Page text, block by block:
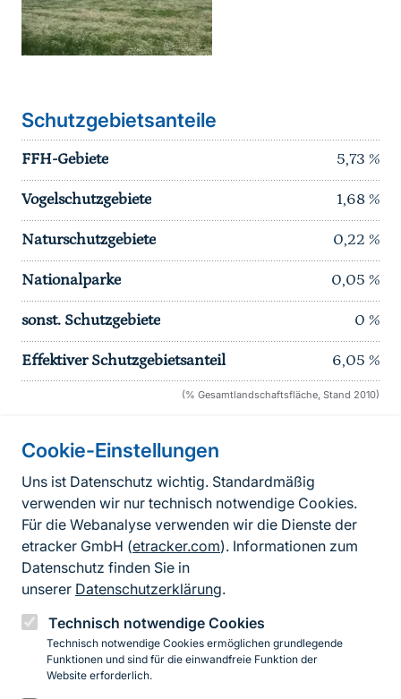
Cookie-Einstellungen
Uns ist Datenschutz wichtig. Standardmäßig
verwenden wir nur technisch notwendige Cookies.
Für die Webanalyse verwenden wir die Dienste der
etracker GmbH (etracker.com). Informationen zum
Datenschutz finden Sie in
unserer Datenschutzerklärung.
Technisch notwendige Cookies
Technisch notwendige Cookies ermöglichen grundlegende
Funktionen und sind für die einwandfreie Funktion der
Website erforderlich.
Schutzgebietsanteile
FFH-Gebiete 5,73 %
Vogelschutzgebiete 1,68 %
Naturschutzgebiete 0,22 %
Nationalparke 0,05 %
sonst. Schutzgebiete 0 %
Effektiver Schutzgebietsanteil 6,05 %
(% Gesamtlandschaftsfläche, Stand 2010)
Informationen zur Seite
FußzeileKontakt zum BfN
Kontaktformular
Erklärung zur Barrierefreiheit
Impressum
Datenschutz